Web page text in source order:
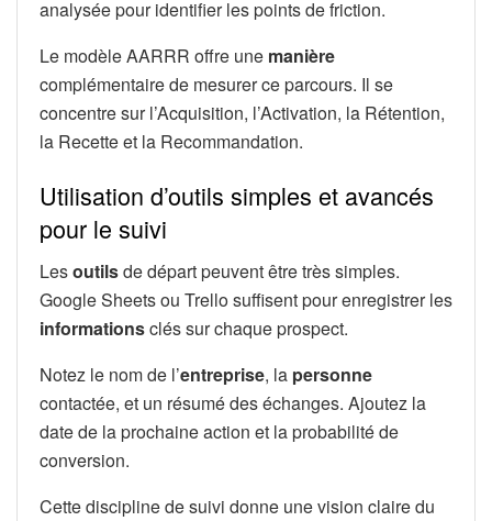
analysée pour identifier les points de friction.
Le modèle AARRR offre une manière
complémentaire de mesurer ce parcours. Il se
concentre sur l’Acquisition, l’Activation, la Rétention,
la Recette et la Recommandation.
Utilisation d’outils simples et avancés
pour le suivi
Lesoutilsde départ peuvent être très simples.
Google Sheets ou Trello suffisent pour enregistrer les
informationsclés sur chaque prospect.
Notez le nom de l’entreprise, la personne
contactée, et un résumé des échanges. Ajoutez la
date de la prochaine action et la probabilité de
conversion.
Cette discipline de suivi donne une vision claire du